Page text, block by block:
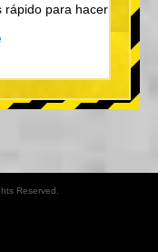
rápido para hacer
Reserved.